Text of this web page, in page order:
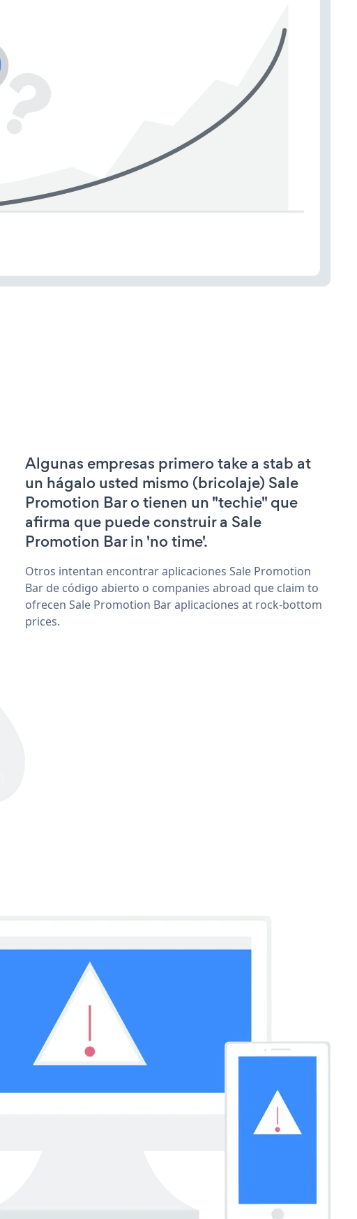
Algunas empresas primero take a stab at
un hágalo usted mismo (bricolaje) Sale
Promotion Bar o tienen un "techie" que
afirma que puede construir a Sale
Promotion Bar in 'no time'.
Otros intentan encontrar aplicaciones Sale Promotion
Bar de código abierto o companies abroad que claim to
ofrecen Sale Promotion Bar aplicaciones at rock-bottom
prices.